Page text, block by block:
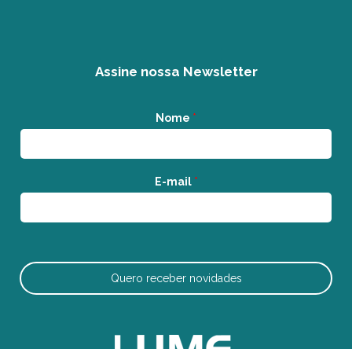
Assine nossa Newsletter
Nome *
E-mail *
Quero receber novidades